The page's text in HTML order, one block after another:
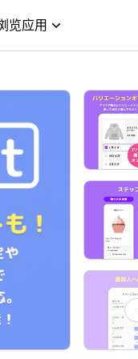
览应用